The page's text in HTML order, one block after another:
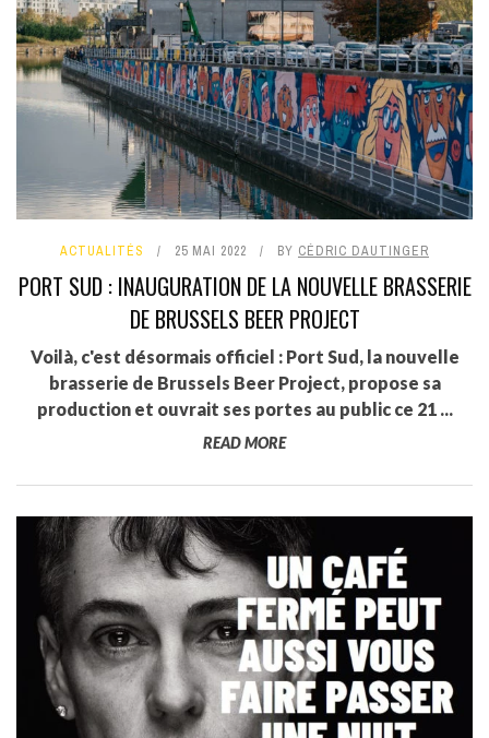
ACTUALITÉS 25 MAI 2022 BY CÉDRIC DAUTINGER
PORT SUD : INAUGURATION DE LA NOUVELLE BRASSERIE
DE BRUSSELS BEER PROJECT
Voilà, c'est désormais officiel : Port Sud, la nouvelle
brasserie de Brussels Beer Project, propose sa
production et ouvrait ses portes au public ce 21 ...
READ MORE